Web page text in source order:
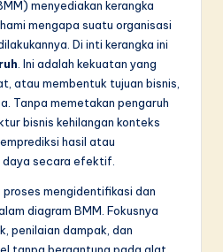
menyediakan kerangka
mengapa suatu organisasi
Di inti kerangka ini
. Ini adalah kekuatan yang
atau membentuk tujuan bisnis,
Tanpa memetakan pengaruh
bisnis kehilangan konteks
hasil atau
daya secara efektif.
proses mengidentifikasi dan
diagram BMM. Fokusnya
penilaian dampak, dan
tanpa bergantung pada alat